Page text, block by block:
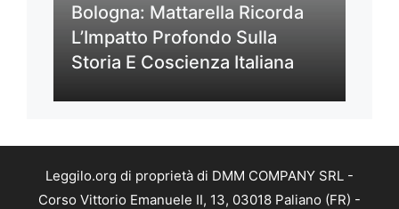
Bologna: Mattarella Ricorda
L’Impatto Profondo Sulla
Storia E Coscienza Italiana
Leggilo.org di proprietà di DMM COMPANY SRL -
Corso Vittorio Emanuele II, 13, 03018 Paliano (FR) -